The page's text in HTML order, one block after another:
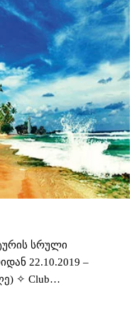
სრული
22.10.2019 –
✧ Club…